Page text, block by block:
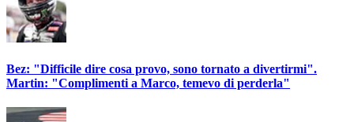
Bez: "Difficile dire cosa provo, sono tornato a divertirmi".
Martin: "Complimenti a Marco, temevo di perderla"